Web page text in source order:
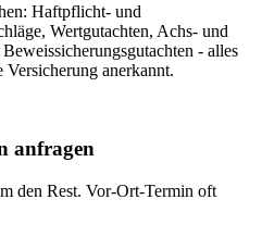
Haftpflicht- und
Wertgutachten, Achs- und
- alles
anerkannt.
anfragen
den Rest. Vor-Ort-Termin oft